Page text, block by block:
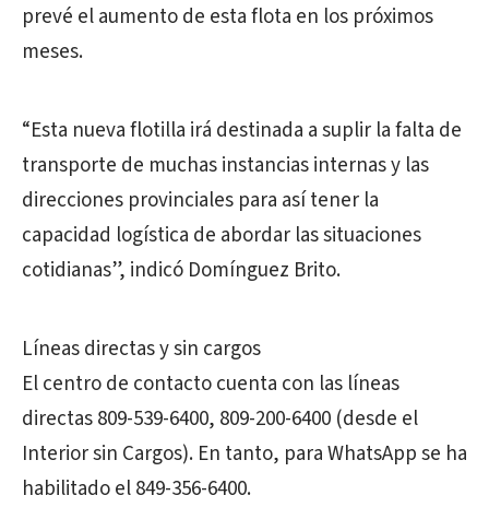
prevé el aumento de esta flota en los próximos
meses.
“Esta nueva flotilla irá destinada a suplir la falta de
transporte de muchas instancias internas y las
direcciones provinciales para así tener la
capacidad logística de abordar las situaciones
cotidianas”, indicó Domínguez Brito.
Líneas directas y sin cargos
El centro de contacto cuenta con las líneas
directas 809-539-6400, 809-200-6400 (desde el
Interior sin Cargos). En tanto, para WhatsApp se ha
habilitado el 849-356-6400.